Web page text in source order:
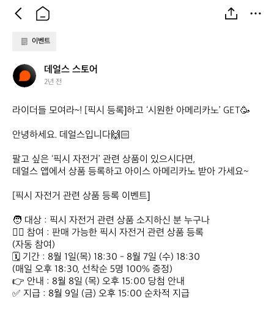
이벤트
데
얼
스
토
어
데얼스 스토어
2년 전
라이더들 모여라~! [픽시 등록]하고 ‘시원한 아메리카노’ GET🥳
안녕하세요. 데얼스입니다🙌🏻
팔고 싶은 ‘픽시 자전거’ 관련 상품이 있으시다면,
데얼스 앱에서 상품 등록하고 아이스 아메리카노 받아 가세요~
[픽시 자전거 관련 상품 등록 이벤트]
🧑 대상 : 픽시 자전거 관련 상품 소지하신 분 누구나
🙋‍♀️ 참여 : 판매 가능한 픽시 자전거 관련 상품 등록
(자동 참여)
🗓️ 기간 : 8월 1일(목) 18:30 - 8월 7일 (수) 18:30
(매일 오후 18:30, 선착순 5명 100% 증정)
👉 안내 : 8월 8일 (목) 오후 15:00 당첨 안내
✅ 지급 : 8월 9일 (금) 오후 15:00 순차적 지급